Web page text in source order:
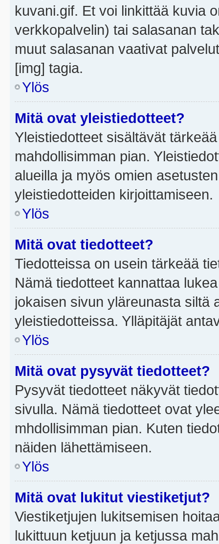
kuvani.gif. Et voi linkittää kuvia
verkkopalvelin) tai salasanan
muut salasanan vaativat
[img] tagia.
Ylös
Mitä ovat yleistiedotteet?
Yleistiedotteet sisältävät
mahdollisimman pian.
alueilla ja myös omien
yleistiedotteiden kirjoittamiseen.
Ylös
Mitä ovat tiedotteet?
Tiedotteissa on usein tärkeää
Nämä tiedotteet kannattaa
jokaisen sivun yläreunasta siltä
yleistiedotteissa. Ylläpitäjät
Ylös
Mitä ovat pysyvät tiedotteet?
Pysyvät tiedotteet näkyvät
sivulla. Nämä tiedotteet ovat
mhdollisimman pian. Kuten
näiden lähettämiseen.
Ylös
Mitä ovat lukitut viestiketjut?
Viestiketjujen lukitsemisen
lukittuun ketjuun ja ketjussa